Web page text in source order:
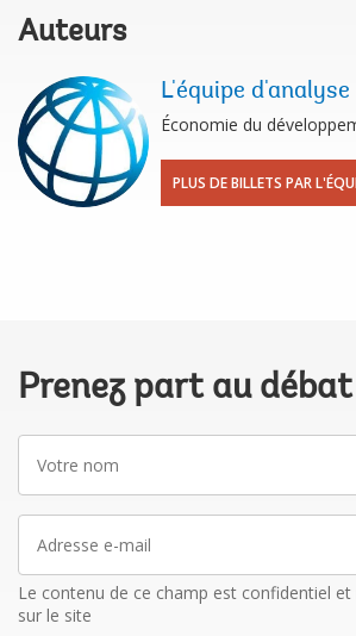
Auteurs
L'équipe d'analyse
Économie du
PLUS DE BILLETS PAR
Prenez part au débat
nom
mail
Le contenu de ce champ est confidentiel et
sur le site